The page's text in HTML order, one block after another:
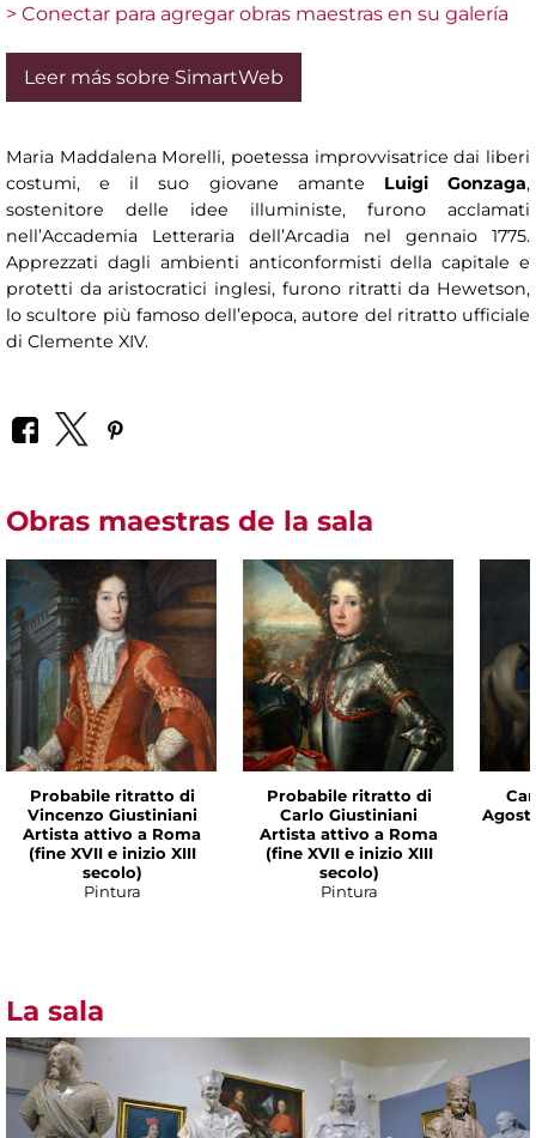
> Conectar para agregar obras maestras en su galería
Leer más sobre SimartWeb
Maria Maddalena Morelli, poetessa improvvisatrice dai liberi
costumi, e il suo giovane amante Luigi Gonzaga,
sostenitore delle idee illuministe, furono acclamati
nell’Accademia Letteraria dell’Arcadia nel gennaio 1775.
Apprezzati dagli ambienti anticonformisti della capitale e
protetti da aristocratici inglesi, furono ritratti da Hewetson,
lo scultore più famoso dell’epoca, autore del ritratto ufficiale
di Clemente XIV.
Obras maestras de la sala
Probabile ritratto di
Vincenzo Giustiniani
Artista attivo a Roma
(fine XVII e inizio XIII
secolo)
Pintura
Probabile ritratto di
Carlo Giustiniani
Artista attivo a Roma
(fine XVII e inizio XIII
secolo)
Pintura
La sala